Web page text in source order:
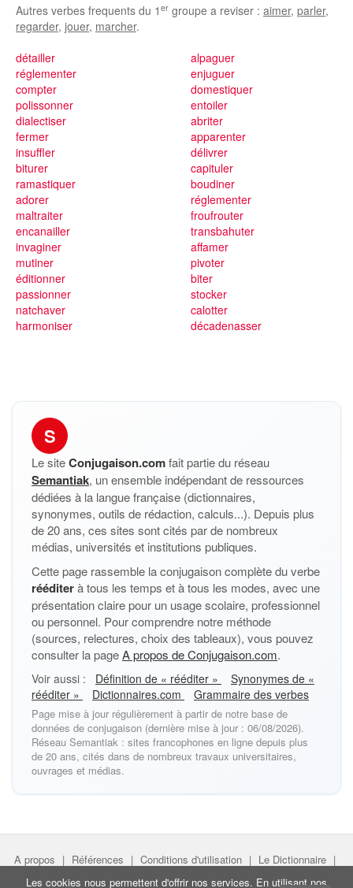
Autres verbes frequents du 1 er groupe a reviser : aimer, parler,
regarder, jouer, marcher.
détailler
réglementer
compter
polissonner
dialectiser
fermer
insuffler
biturer
ramastiquer
alpaguer
enjuguer
domestiquer
entoiler
abriter
apparenter
délivrer
capituler
boudiner
adorer
maltraiter
encanailler
invaginer
mutiner
éditionner
passionner
natchaver
harmoniser
réglementer
froufrouter
transbahuter
affamer
pivoter
biter
stocker
calotter
décadenasser
S
Le siteConjugaison.comfait partie du réseau
Semantiak, un ensemble indépendant de ressources
dédiées à la langue française (dictionnaires,
synonymes, outils de rédaction, calculs...). Depuis plus
de 20 ans, ces sites sont cités par de nombreux
médias, universités et institutions publiques.
Cette page rassemble la conjugaison complète du verbe
rééditerà tous les temps et à tous les modes, avec une
présentation claire pour un usage scolaire, professionnel
ou personnel. Pour comprendre notre méthode
(sources, relectures, choix des tableaux), vous pouvez
consulter la pageA propos de Conjugaison.com.
Voir aussi : Définition de « rééditer »
Synonymes de «
rééditer »
Dictionnaires.com Grammaire des verbes
Page mise à jour régulièrement à partir de notre base de
données de conjugaison (dernière mise à jour : 06/08/2026).
Réseau Semantiak : sites francophones en ligne depuis plus
de 20 ans, cités dans de nombreux travaux universitaires,
ouvrages et médias.
A propos | Références | Conditions d'utilisation | Le Dictionnaire |
Faire un lien | Liens utiles
Les cookies nous permettent d'offrir nos services. En utilisant nos